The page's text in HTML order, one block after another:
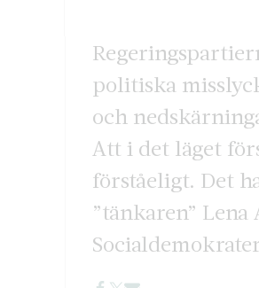
politiska
och
Att i det läget
förståeligt. Det
”tänkaren”